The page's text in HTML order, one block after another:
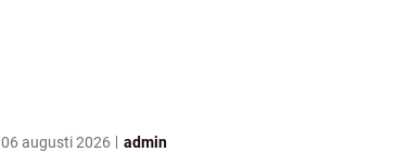
06 augusti 2026 admin